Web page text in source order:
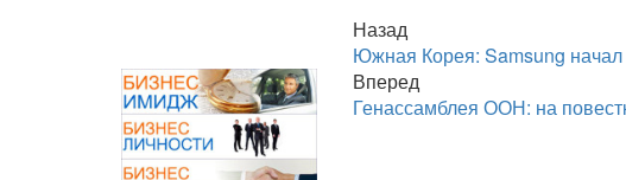
Назад
Южная Корея: Samsung
Вперед
Генассамблея ООН: на